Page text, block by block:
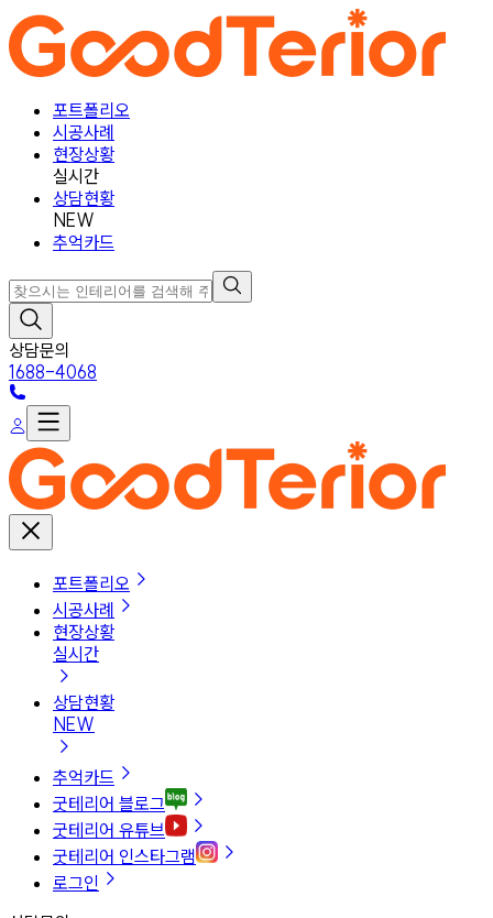
포트폴리오
시공사례
현장상황
실시간
상담현황
NEW
추억카드
상담문의
1688-4068
포트폴리오
시공사례
현장상황
실시간
상담현황
NEW
추억카드
굿테리어 블로그
굿테리어 유튜브
굿테리어 인스타그램
로그인